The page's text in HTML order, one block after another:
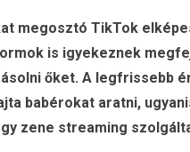
megosztó TikTok
is igyekeznek
őket. A legfrissebb
babérokat aratni,
zene streaming